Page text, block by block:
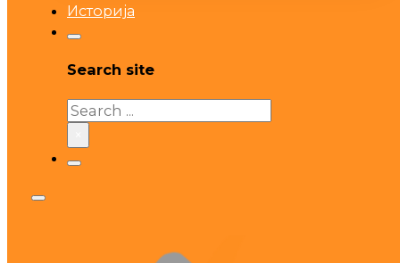
Историја
Search site
Search